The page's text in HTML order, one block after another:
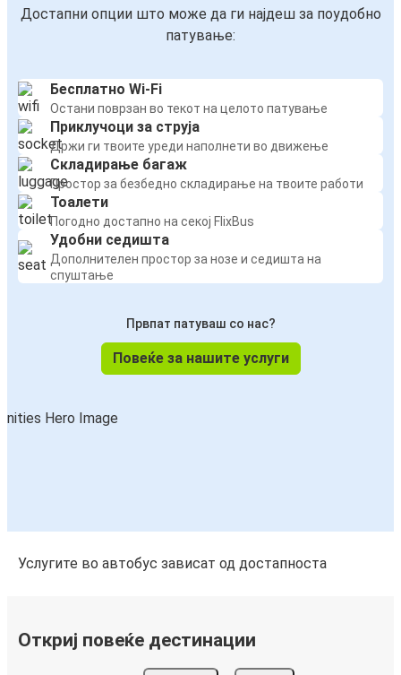
Достапни опции што може да ги најдеш за поудобно
патување:
Бесплатно Wi-Fi
Остани поврзан во текот на целото патување
Приклучоци за струја
Држи ги твоите уреди наполнети во движење
Складирање багаж
Простор за безбедно складирање на твоите работи
Тоалети
Погодно достапно на секој FlixBus
Удобни седишта
Дополнителен простор за нозе и седишта на
спуштање
Првпат патуваш со нас?
Повеќе за нашите услуги
Услугите во автобус зависат од достапноста
Откриј повеќе дестинации